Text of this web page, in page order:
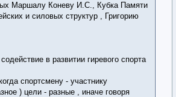
Маршалу Коневу И.С., Кубка Памяти
и силовых структур , Григорию
в развитии гиревого спорта
спортсмену - участнику
) цели - разные , иначе говоря